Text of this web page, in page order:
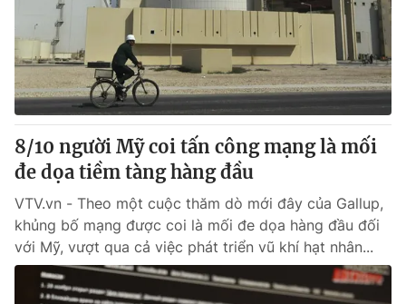
8/10 người Mỹ coi tấn công mạng là mối
đe dọa tiềm tàng hàng đầu
VTV.vn - Theo một cuộc thăm dò mới đây của Gallup,
khủng bố mạng được coi là mối đe dọa hàng đầu đối
với Mỹ, vượt qua cả việc phát triển vũ khí hạt nhân...